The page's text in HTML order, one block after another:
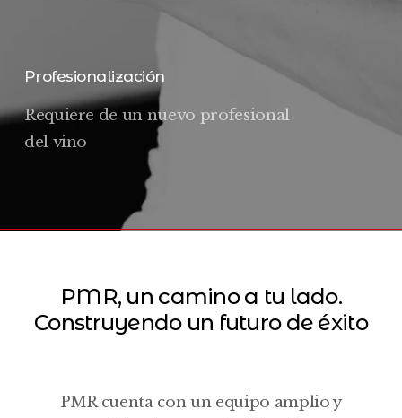
Profesionalización
Requiere de un nuevo profesional
del vino
PMR, un camino a tu lado.
Construyendo un futuro de éxito
PMR cuenta con un equipo amplio y